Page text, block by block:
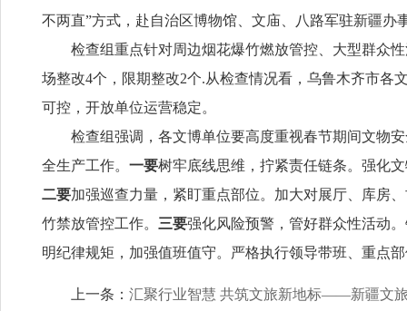
不两直”方式，赴自治区博物馆、文庙、八路军驻新疆
检查组重点针对周边烟花爆竹燃放管控、大型群众
场整改4个，限期整改2个.从检查情况看，乌鲁木齐市各
可控，开放单位运营稳定。
检查组强调，各文博单位要高度重视春节期间文物
全生产工作。 一要树牢底线思维，拧紧责任链条。强化
二要加强巡查力量，紧盯重点部位。加大对展厅、库房
竹禁放管控工作。 三要强化风险预警，管好群众性活动
明纪律规矩，加强值班值守。严格执行领导带班、重点
上一条： 汇聚行业智慧 共筑文旅新地标——新疆文